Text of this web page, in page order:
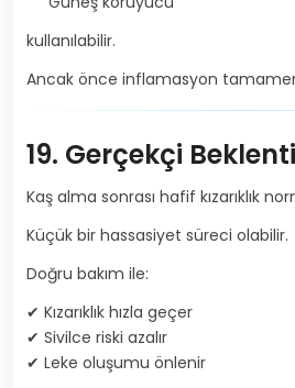
kullanılabilir.
Ancak önce inflamasyon
19. Gerçekçi Beklenti
Kaş alma sonrası hafif kızarıklık
Küçük bir hassasiyet süreci olabilir.
Doğru bakım ile:
✔ Kızarıklık hızla geçer
✔ Sivilce riski azalır
✔ Leke oluşumu önlenir